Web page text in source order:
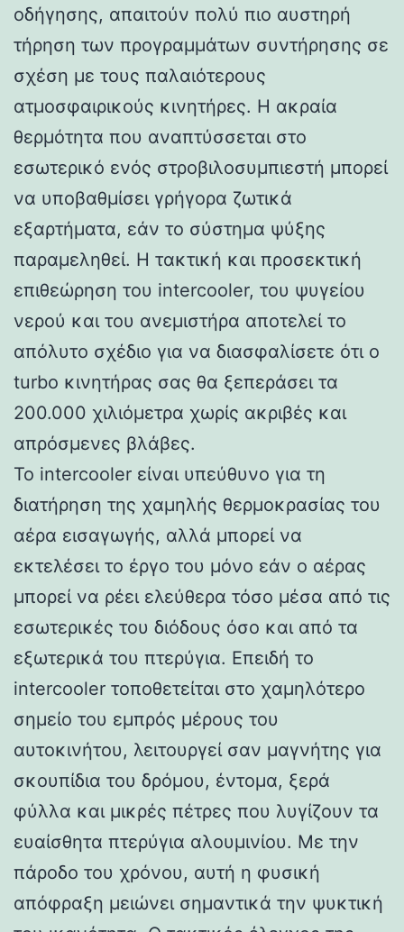
οδήγησης, απαιτούν πολύ πιο αυστηρή
τήρηση των προγραμμάτων συντήρησης σε
σχέση με τους παλαιότερους
ατμοσφαιρικούς κινητήρες. Η ακραία
θερμότητα που αναπτύσσεται στο
εσωτερικό ενός στροβιλοσυμπιεστή μπορεί
να υποβαθμίσει γρήγορα ζωτικά
εξαρτήματα, εάν το σύστημα ψύξης
παραμεληθεί. Η τακτική και προσεκτική
επιθεώρηση του intercooler, του ψυγείου
νερού και του ανεμιστήρα αποτελεί το
απόλυτο σχέδιο για να διασφαλίσετε ότι ο
turbo κινητήρας σας θα ξεπεράσει τα
200.000 χιλιόμετρα χωρίς ακριβές και
απρόσμενες βλάβες.
Το intercooler είναι υπεύθυνο για τη
διατήρηση της χαμηλής θερμοκρασίας του
αέρα εισαγωγής, αλλά μπορεί να
εκτελέσει το έργο του μόνο εάν ο αέρας
μπορεί να ρέει ελεύθερα τόσο μέσα από τις
εσωτερικές του διόδους όσο και από τα
εξωτερικά του πτερύγια. Επειδή το
intercooler τοποθετείται στο χαμηλότερο
σημείο του εμπρός μέρους του
αυτοκινήτου, λειτουργεί σαν μαγνήτης για
σκουπίδια του δρόμου, έντομα, ξερά
φύλλα και μικρές πέτρες που λυγίζουν τα
ευαίσθητα πτερύγια αλουμινίου. Με την
πάροδο του χρόνου, αυτή η φυσική
απόφραξη μειώνει σημαντικά την ψυκτική